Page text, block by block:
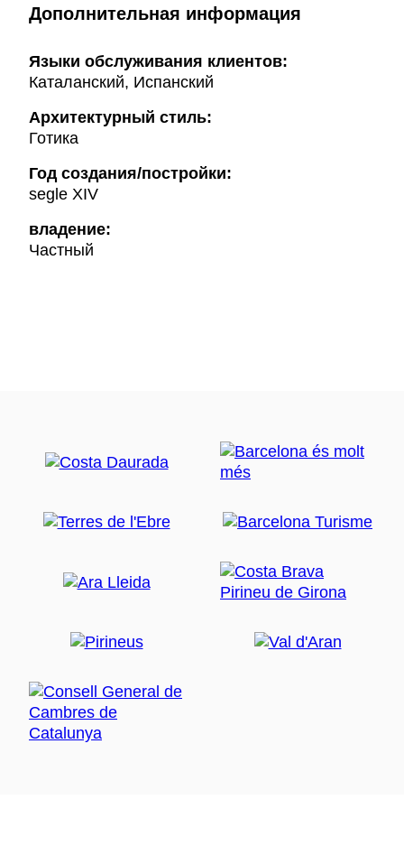
Дополнительная информация
Языки обслуживания клиентов:
Каталанский, Испанский
Архитектурный стиль:
Готика
Год создания/постройки:
segle XIV
владение:
Частный